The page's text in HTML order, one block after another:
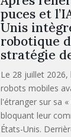
puces et
Unis
robotique
stratégie
Le 28 juillet 2026,
robots mobiles
l'étranger sur sa
bloquant leur
États-Unis.